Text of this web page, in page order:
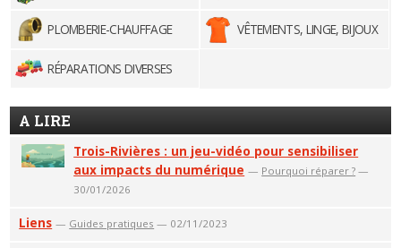
PLOMBERIE-CHAUFFAGE VÊTEMENTS, LINGE, BIJOUX
RÉPARATIONS DIVERSES
A LIRE
Trois-Rivières : un jeu-vidéo pour sensibiliser
aux impacts du numérique — Pourquoi réparer ? —
30/01/2026
Liens — Guides pratiques — 02/11/2023